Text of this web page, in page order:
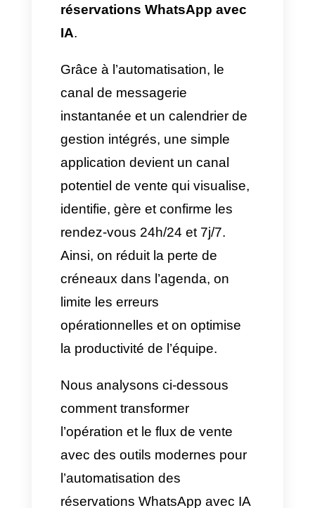
inévitable. Même avec des
basiques qui se limitent à
notifier l’absence de l’équipe
humaine, le processus d’achat
est interrompu et un avantage
immédiat est donné à la
concurrence. D’où l’importance
stratégique de mettre en place
l’automatisation des
réservations WhatsApp avec
IA.
Grâce à l’automatisation, le
canal de messagerie
instantanée et un calendrier de
gestion intégrés, une simple